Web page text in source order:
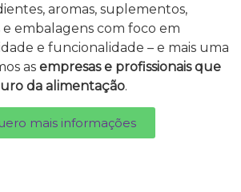
aromas, suplementos,
embalagens com foco em
e funcionalidade – e mais uma
as empresas e profissionais que
da alimentação.
mais informações